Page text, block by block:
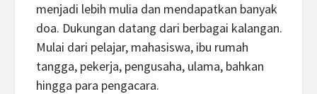
menjadi lebih mulia dan mendapatkan banyak
doa. Dukungan datang dari berbagai kalangan.
Mulai dari pelajar, mahasiswa, ibu rumah
tangga, pekerja, pengusaha, ulama, bahkan
hingga para pengacara.